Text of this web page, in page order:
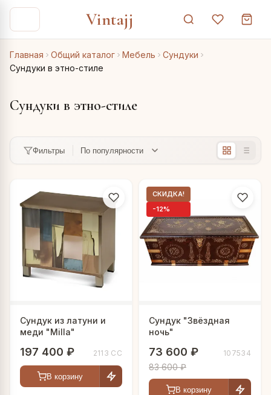
Vintajj
Главная Общий каталог Мебель
Сундуки
Сундуки в этно-стиле
Сундуки в этно-стиле
Фильтры
Сундук из латуни и
меди "Milla"
197 400 ₽ 2113 CC
В корзину
СКИДКА!
-12%
Сундук "Звёздная
ночь"
73 600 ₽
83 600 ₽
107534
В корзину